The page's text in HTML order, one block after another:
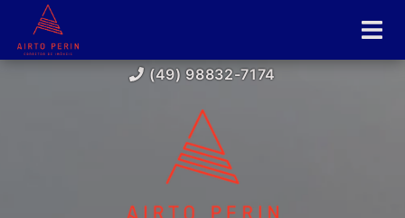
(49) 98832-7174